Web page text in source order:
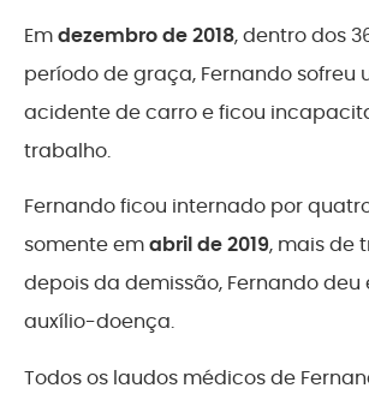
Emdezembro de 2018, dentro dos
período de graça, Fernando sofreu
acidente de carro e ficou
trabalho.
Fernando ficou internado por
somente emabril de 2019, mais de
depois da demissão, Fernando
auxílio-doença.
Todos os laudos médicos de